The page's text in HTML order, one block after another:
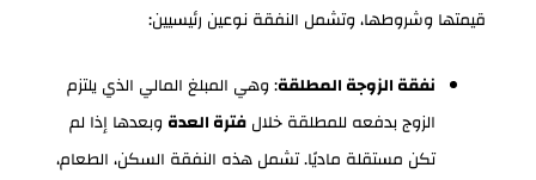
قيمتها وشروطها، وتشمل النفقة نوعين رئيسيين:
نفقة الزوجة المطلقة: وهي المبلغ المالي الذي يلتزم
الزوج بدفعه للمطلقة خلالفترة العدة وبعدها إذا لم
تكن مستقلة ماديًا. تشمل هذه النفقة السكن، الطعام،